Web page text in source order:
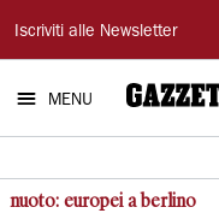
Gazzetta
di
Modena
Iscriviti alle Newsletter
MENU
nuoto: europei a berlino